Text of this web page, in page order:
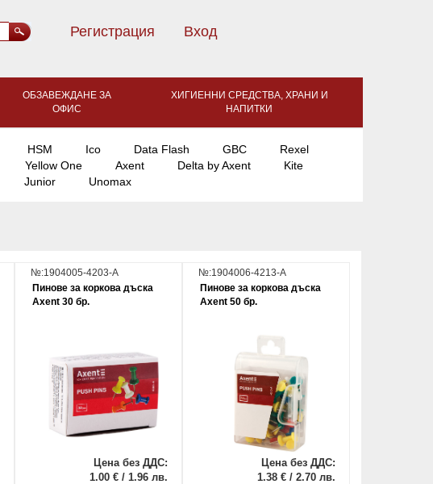
Регистрация Вход
ОБЗАВЕЖДАНЕ ЗА
ОФИС
ХИГИЕННИ СРЕДСТВА, ХРАНИ И
НАПИТКИ
HSM Ico Data Flash GBC
Rexel
Yellow One Axent Delta by Axent
Kite
Junior Unomax
№:1904005-4203-А
Пинове за коркова дъска
Axent 30 бр.
Цена без ДДС:
1.00 € / 1.96 лв.
№:1904006-4213-A
Пинове за коркова дъска
Axent 50 бр.
Цена без ДДС:
1.38 € / 2.70 лв.